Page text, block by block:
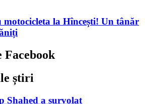
motocicleta la Hîncești! Un tânăr
Facebook
știri
Shahed a survolat